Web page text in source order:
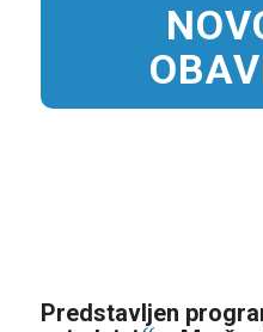
Predstavljen